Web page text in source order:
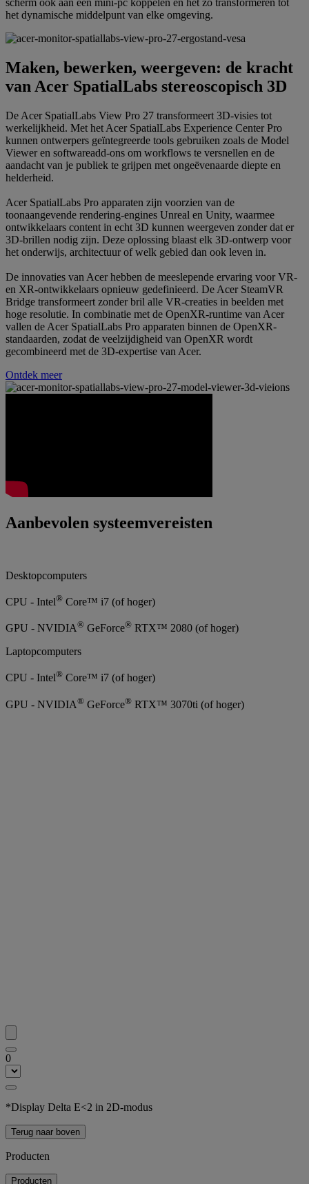
scherm ook aan een mini-pc koppelen en het zo transformeren tot
het dynamische middelpunt van elke omgeving.
Maken, bewerken, weergeven: de kracht
van Acer SpatialLabs stereoscopisch 3D
De Acer SpatialLabs View Pro 27 transformeert 3D-visies tot
werkelijkheid. Met het Acer SpatialLabs Experience Center Pro
kunnen ontwerpers geïntegreerde tools gebruiken zoals de Model
Viewer en softwareadd-ons om workflows te versnellen en de
aandacht van je publiek te grijpen met ongeëvenaarde diepte en
helderheid.
Acer SpatialLabs Pro apparaten zijn voorzien van de
toonaangevende rendering-engines Unreal en Unity, waarmee
ontwikkelaars content in echt 3D kunnen weergeven zonder dat er
3D-brillen nodig zijn. Deze oplossing blaast elk 3D-ontwerp voor
het onderwijs, architectuur of welk gebied dan ook leven in.
De innovaties van Acer hebben de meeslepende ervaring voor VR-
en XR-ontwikkelaars opnieuw gedefinieerd. De Acer SteamVR
Bridge transformeert zonder bril alle VR-creaties in beelden met
hoge resolutie. In combinatie met de OpenXR-runtime van Acer
vallen de Acer SpatialLabs Pro apparaten binnen de OpenXR-
standaarden, zodat de veelzijdigheid van OpenXR wordt
gecombineerd met de 3D-expertise van Acer.
Ontdek meer
Aanbevolen systeemvereisten
Desktopcomputers
CPU - Intel® Core™ i7 (of hoger)
GPU - NVIDIA® GeForce® RTX™ 2080 (of hoger)
Laptopcomputers
CPU - Intel® Core™ i7 (of hoger)
GPU - NVIDIA® GeForce® RTX™ 3070ti (of hoger)
0
*Display Delta E<2 in 2D-modus
Terug naar boven
Producten
Producten